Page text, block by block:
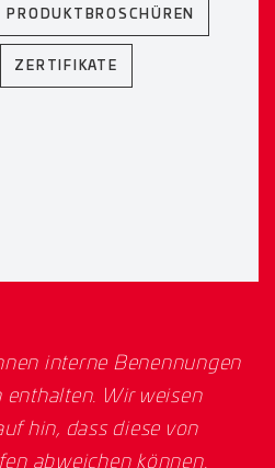
PRODUKTBROSCHÜREN
ZERTIFIKATE
interne Benennungen
enthalten. Wir weisen
hin, dass diese von
abweichen können.